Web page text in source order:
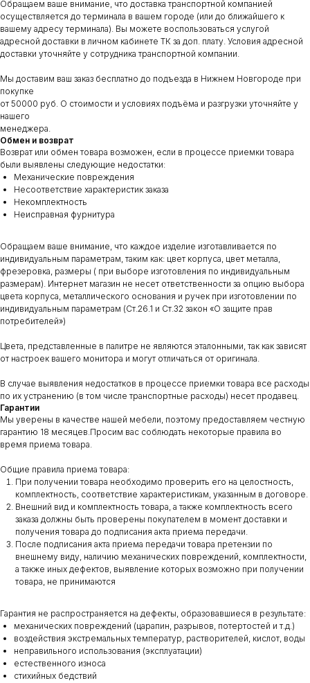
Обращаем ваше внимание, что доставка транспортной компанией
осуществляется до терминала в вашем городе (или до ближайшего к
вашему адресу терминала). Вы можете воспользоваться услугой
адресной доставки в личном кабинете ТК за доп. плату. Условия адресной
доставки уточняйте у сотрудника транспортной компании.
Мы доставим ваш заказ бесплатно до подъезда в Нижнем Новгороде при
покупке
от 50000 руб. О стоимости и условиях подъёма и разгрузки уточняйте у
нашего
менеджера.
Обмен и возврат
Возврат или обмен товара возможен, если в процессе приемки товара
были выявлены следующие недостатки:
Механические повреждения
Несоответствие характеристик заказа
Некомплектность
Неисправная фурнитура
Обращаем ваше внимание, что каждое изделие изготавливается по
индивидуальным параметрам, таким как: цвет корпуса, цвет металла,
фрезеровка, размеры ( при выборе изготовления по индивидуальным
размерам). Интернет магазин не несет ответственности за опцию выбора
цвета корпуса, металлического основания и ручек при изготовлении по
индивидуальным параметрам (Ст.26.1 и Ст.32 закон «О защите прав
потребителей»)
Цвета, представленные в палитре не являются эталонными, так как зависят
от настроек вашего монитора и могут отличаться от оригинала.
В случае выявления недостатков в процессе приемки товара все расходы
по их устранению (в том числе транспортные расходы) несет продавец.
Гарантии
Мы уверены в качестве нашей мебели, поэтому предоставляем честную
гарантию 18 месяцев.Просим вас соблюдать некоторые правила во
время приема товара.
Общие правила приема товара:
При получении товара необходимо проверить его на целостность,
комплектность, соответствие характеристикам, указанным в договоре.
Внешний вид и комплектность товара, а также комплектность всего
заказа должны быть проверены покупателем в момент доставки и
получения товара до подписания акта приема передачи.
После подписания акта приема передачи товара претензии по
внешнему виду, наличию механических повреждений, комплектности,
а также иных дефектов, выявление которых возможно при получении
товара, не принимаются
Гарантия не распространяется на дефекты, образовавшиеся в результате:
механических повреждений (царапин, разрывов, потертостей и т.д.)
воздействия экстремальных температур, растворителей, кислот, воды
неправильного использования (эксплуатации)
естественного износа
стихийных бедствий